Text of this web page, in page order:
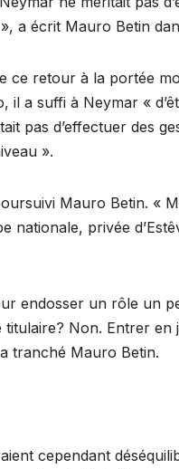
a écrit Mauro Betin
ce retour à la portée
il a suffi à Neymar «
pas d’effectuer des
».
Mauro Betin. «
nationale, privée
endosser un rôle un
Non. Entrer en
tranché Mauro Betin.
cependant